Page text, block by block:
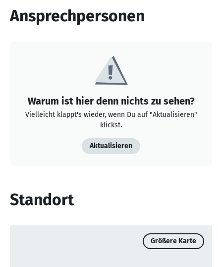
Ansprechpersonen
Warum ist hier denn nichts zu sehen?
Vielleicht klappt's wieder, wenn Du auf "Aktualisieren"
klickst.
Aktualisieren
Standort
Größere Karte